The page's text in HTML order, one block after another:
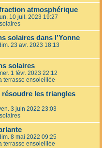
atmosphérique
lun. 10 juil. 2023 19:27
solaires dans l’Yonne
23 avr. 2023 18:13
solaires
1 févr. 2023 22:12
terrasse ensoleillée
les triangles
3 juin 2022 23:03
8 mai 2022 09:25
terrasse ensoleillée